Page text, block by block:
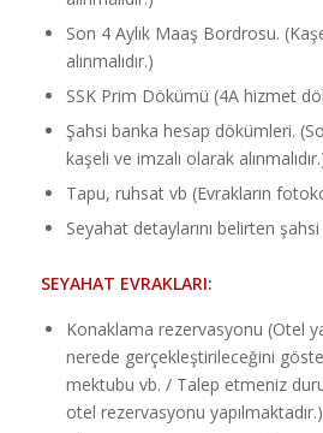
Son 4 Aylık Maaş Bordrosu.
alınmalıdır.)
SSK Prim Dökümü (4A hizmet
Şahsi banka hesap dökümleri.
kaşeli ve imzalı olarak
Tapu, ruhsat vb (Evrakların
Seyahat detaylarını belirten
SEYAHAT EVRAKLARI:
Konaklama rezervasyonu (Otel
nerede gerçekleştirileceğini
mektubu vb. / Talep etmeniz
otel rezervasyonu yapılmaktadır.)